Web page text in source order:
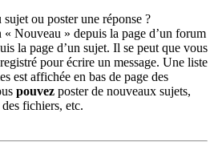
ou poster une réponse ?
Nouveau » depuis la page d’un forum
la page d’un sujet. Il se peut que vous
pour écrire un message. Une liste
est affichée en bas de page des
pouvez poster de nouveaux sujets,
fichiers, etc.